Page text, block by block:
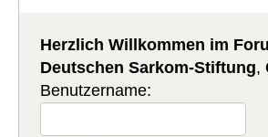
Herzlich Willkommen im
Deutschen Sarkom-Stiftung,
Benutzername: